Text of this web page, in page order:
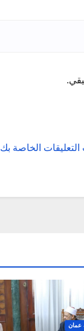
التعليقات الخاصة بك
عمان